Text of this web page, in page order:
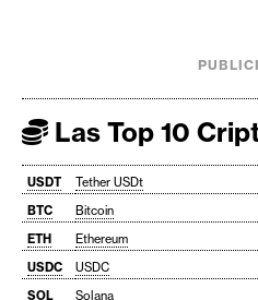
Las Top 10
USDT Tether USDt
BTC
Bitcoin
ETH
Ethereum
USDC
USDC
SOL
Solana